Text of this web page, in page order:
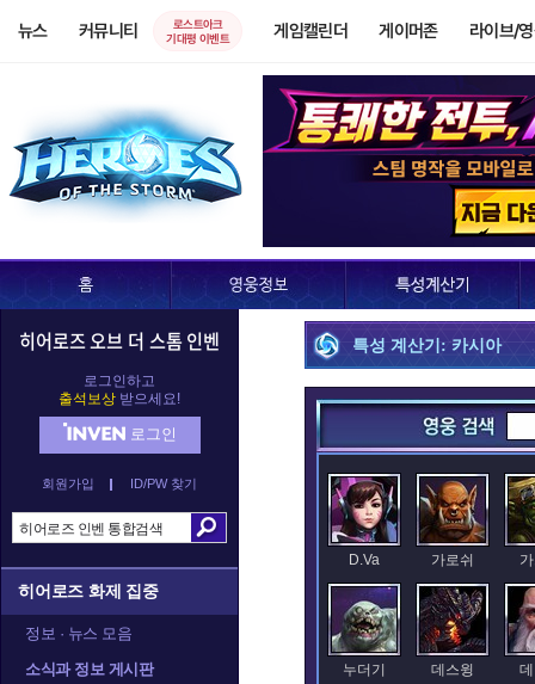
뉴스 커뮤니티
로스트아크
기대평 이벤트
게임캘린더 게이머존 라이브/
히어로즈 오브 더 스톰 인벤
로그인하고
출석보상 받으세요!
로그인
회원가입 ID/PW 찾기
히어로즈 화제 집중
정보 · 뉴스 모음
소식과 정보 게시판
특성 계산기: 카시아
D.Va 가로쉬
누더기 데스윙